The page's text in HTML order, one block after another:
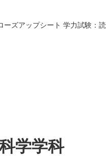
ズアップシート 学力試験：
学学科